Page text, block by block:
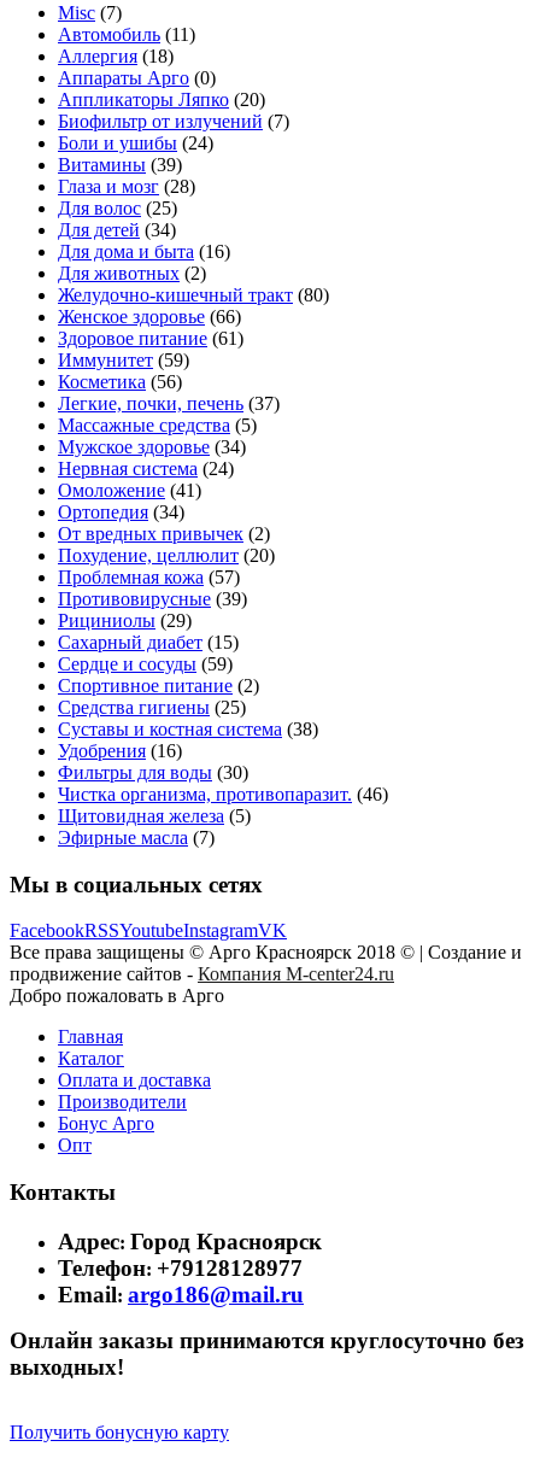
Misc (7)
Автомобиль (11)
Аллергия (18)
Аппараты Арго (0)
Аппликаторы Ляпко (20)
Биофильтр от излучений (7)
Боли и ушибы (24)
Витамины (39)
Глаза и мозг (28)
Для волос (25)
Для детей (34)
Для дома и быта (16)
Для животных (2)
Желудочно-кишечный тракт (80)
Женское здоровье (66)
Здоровое питание (61)
Иммунитет (59)
Косметика (56)
Легкие, почки, печень (37)
Массажные средства (5)
Мужское здоровье (34)
Нервная система (24)
Омоложение (41)
Ортопедия (34)
От вредных привычек (2)
Похудение, целлюлит (20)
Проблемная кожа (57)
Противовирусные (39)
Рициниолы (29)
Сахарный диабет (15)
Сердце и сосуды (59)
Спортивное питание (2)
Средства гигиены (25)
Суставы и костная система (38)
Удобрения (16)
Фильтры для воды (30)
Чистка организма, противопаразит. (46)
Щитовидная железа (5)
Эфирные масла (7)
Мы в социальных сетях
FacebookRSSYoutubeInstagramVK
Все права защищены © Арго Красноярск 2018 © | Создание и
продвижение сайтов - Компания M-center24.ru
Добро пожаловать в Арго
Главная
Каталог
Оплата и доставка
Производители
Бонус Арго
Опт
Контакты
Адрес: Город Красноярск
Телефон: +79128128977
Email: argo186@mail.ru
Онлайн заказы принимаются круглосуточно без
выходных!
Получить бонусную карту